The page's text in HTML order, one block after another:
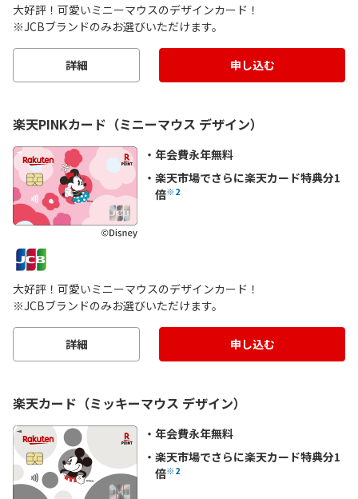
大好評！可愛いミニーマウスのデザインカード！
※JCBブランドのみお選びいただけます。
詳細 申し込む
楽天PINKカード（ミニーマウス デザイン）
年会費永年無料
楽天市場でさらに楽天カード特典分1
倍※2
大好評！可愛いミニーマウスのデザインカード！
※JCBブランドのみお選びいただけます。
詳細 申し込む
楽天カード（ミッキーマウス デザイン）
年会費永年無料
楽天市場でさらに楽天カード特典分1
倍※2